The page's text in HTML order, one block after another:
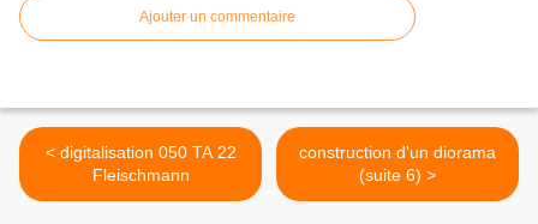
Ajouter un commentaire
< digitalisation 050 TA 22
Fleischmann
construction d'un diorama
(suite 6) >